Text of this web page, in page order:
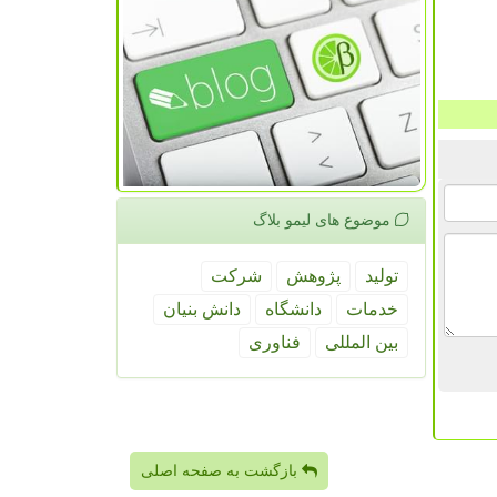
موضوع های لیمو بلاگ
تولید پژوهش
شركت
خدمات
دانشگاه
دانش بنیان
بین المللی
فناوری
بازگشت به صفحه اصلی